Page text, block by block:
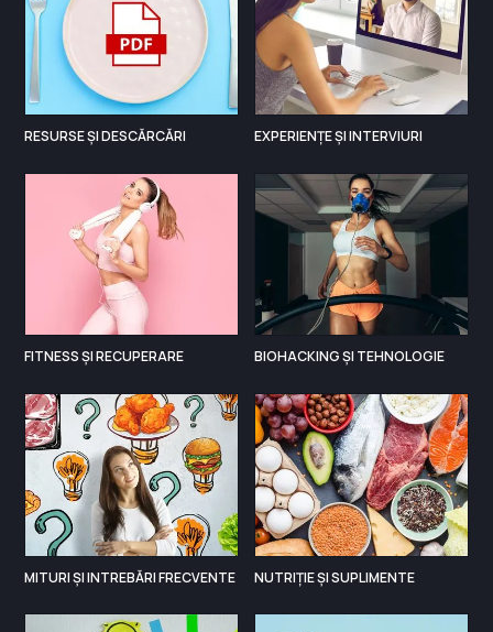
RESURSE ȘI DESCĂRCĂRI EXPERIENȚE ȘI INTERVIURI
FITNESS ȘI RECUPERARE BIOHACKING ȘI TEHNOLOGIE
MITURI ȘI INTREBĂRI FRECVENTE NUTRIȚIE ȘI SUPLIMENTE